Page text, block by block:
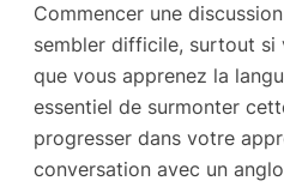
Commencer une
sembler difficile, surtout si
que vous apprenez la
essentiel de surmonter
progresser dans votre
conversation avec un